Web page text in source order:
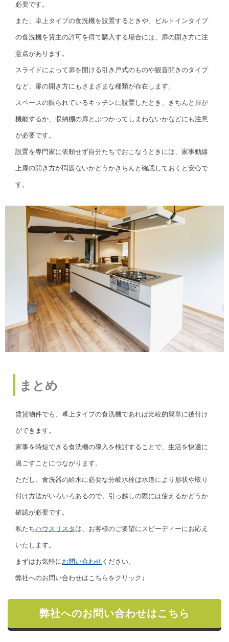
必要です。
また、卓上タイプの食洗機を設置するときや、ビルトインタイプ
の食洗機を貸主の許可を得て購入する場合には、扉の開き方に注
意点があります。
スライドによって扉を開ける引き戸式のものや観音開きのタイプ
など、扉の開き方にもさまざまな種類が存在します。
スペースの限られているキッチンに設置したとき、きちんと扉が
機能するか、収納棚の扉とぶつかってしまわないかなどにも注意
が必要です。
設置を専門家に依頼せず自分たちでおこなうときには、家事動線
上扉の開き方が問題ないかどうかきちんと確認しておくと安心で
す。
まとめ
賃貸物件でも、卓上タイプの食洗機であれば比較的簡単に後付け
ができます。
家事を時短できる食洗機の導入を検討することで、生活を快適に
過ごすことにつながります。
ただし、食洗器の給水に必要な分岐水栓は水道により形状や取り
付け方法がいろいろあるので、引っ越しの際には使えるかどうか
確認が必要です。
私たちハウスリスタ は、お客様のご要望にスピーディーにお応え
いたします。
まずはお気軽に お問い合わせ ください。
弊社へのお問い合わせはこちらをクリック↓
弊社へのお問い合わせはこちら